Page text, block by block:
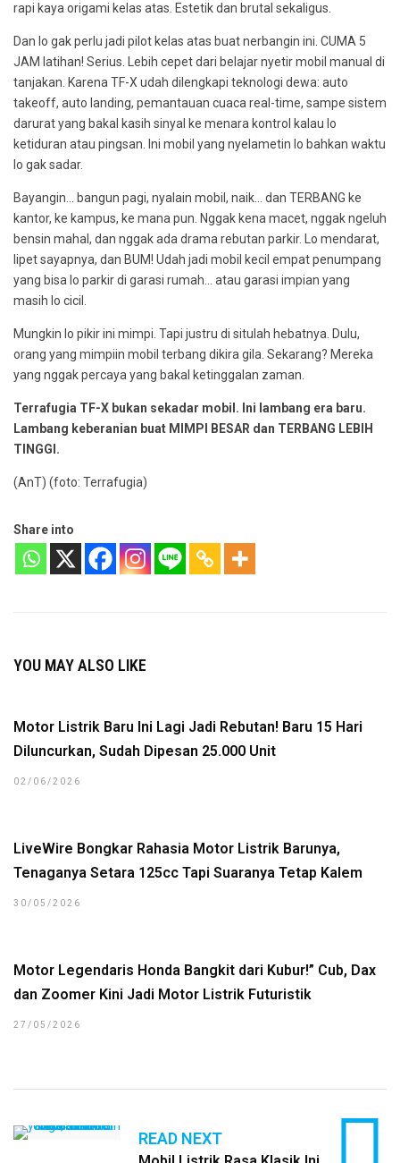
rapi kaya origami kelas atas. Estetik dan brutal sekaligus.
Dan lo gak perlu jadi pilot kelas atas buat nerbangin ini. CUMA 5
JAM latihan! Serius. Lebih cepet dari belajar nyetir mobil manual di
tanjakan. Karena TF-X udah dilengkapi teknologi dewa: auto
takeoff, auto landing, pemantauan cuaca real-time, sampe sistem
darurat yang bakal kasih sinyal ke menara kontrol kalau lo
ketiduran atau pingsan. Ini mobil yang nyelametin lo bahkan waktu
lo gak sadar.
Bayangin… bangun pagi, nyalain mobil, naik… dan TERBANG ke
kantor, ke kampus, ke mana pun. Nggak kena macet, nggak ngeluh
bensin mahal, dan nggak ada drama rebutan parkir. Lo mendarat,
lipet sayapnya, dan BUM! Udah jadi mobil kecil empat penumpang
yang bisa lo parkir di garasi rumah… atau garasi impian yang
masih lo cicil.
Mungkin lo pikir ini mimpi. Tapi justru di situlah hebatnya. Dulu,
orang yang mimpiin mobil terbang dikira gila. Sekarang? Mereka
yang nggak percaya yang bakal ketinggalan zaman.
Terrafugia TF-X bukan sekadar mobil. Ini lambang era baru.
Lambang keberanian buat MIMPI BESAR dan TERBANG LEBIH
TINGGI.
(AnT) (foto: Terrafugia)
Share into
YOU MAY ALSO LIKE
Motor Listrik Baru Ini Lagi Jadi Rebutan! Baru 15 Hari
Diluncurkan, Sudah Dipesan 25.000 Unit
02/06/2026
LiveWire Bongkar Rahasia Motor Listrik Barunya,
Tenaganya Setara 125cc Tapi Suaranya Tetap Kalem
30/05/2026
Motor Legendaris Honda Bangkit dari Kubur!” Cub, Dax
dan Zoomer Kini Jadi Motor Listrik Futuristik
27/05/2026
READ NEXT